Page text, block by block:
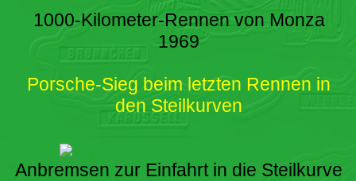
1000-Kilometer-Rennen von Monza
1969
Porsche-Sieg beim letzten Rennen in
den Steilkurven
Anbremsen zur Einfahrt in die Steilkurve